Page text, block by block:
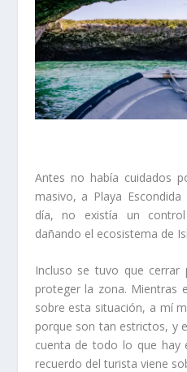
Antes no había cuidados
masivo, a Playa
día, no existía un
dañando el ecosistema de
Incluso se tuvo que
proteger la zona. Mientras
sobre esta situación, a mí
porque son tan estrictos, y
cuenta de todo lo que
recuerdo del turista viene